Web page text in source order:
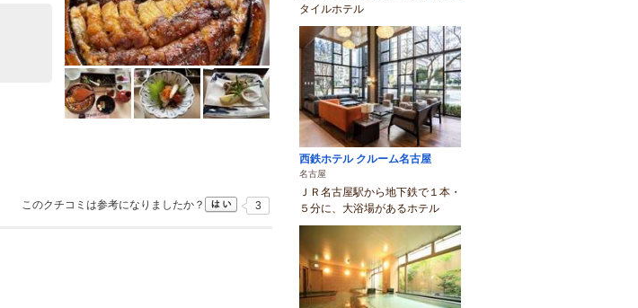
このクチコミは参考になりましたか？ 3
タイルホテル
西鉄ホテル クルーム名古屋
名古屋
ＪＲ名古屋駅から地下鉄で１本・
５分に、大浴場があるホテル